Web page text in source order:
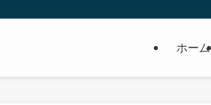
ホーム